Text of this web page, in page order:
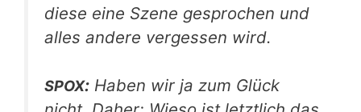
die­se eine Sze­ne gespro­chen und
alles ande­re ver­ges­sen wird.
SPOX: Haben wir ja zum Glück